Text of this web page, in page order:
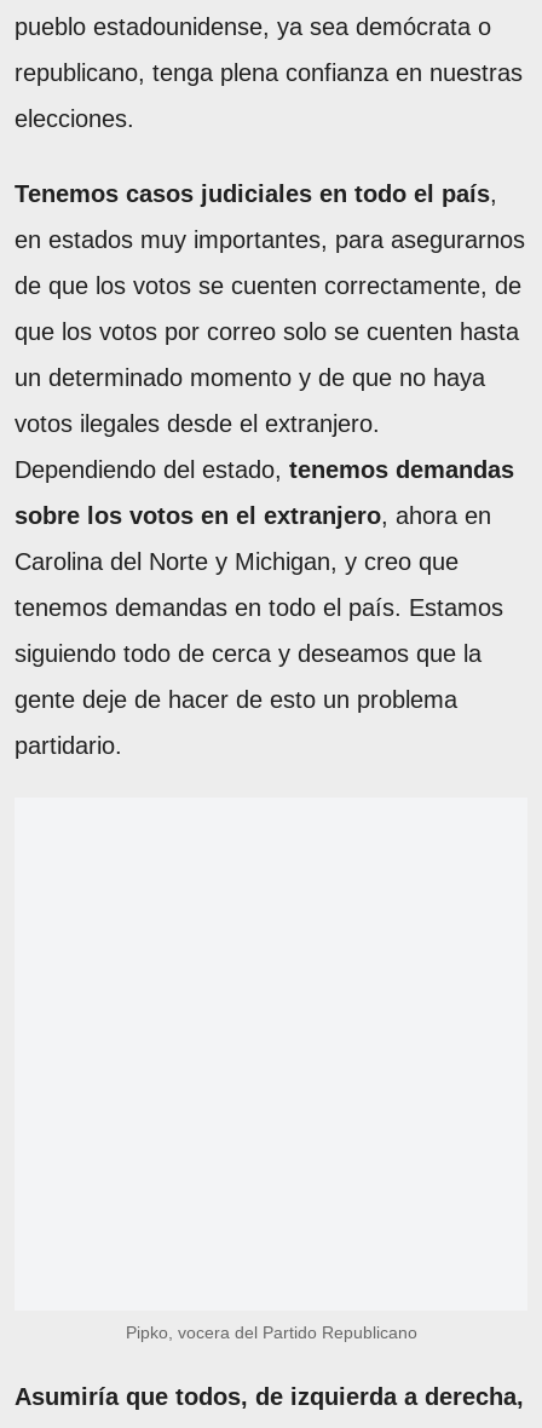
pueblo estadounidense, ya sea demócrata o
republicano, tenga plena confianza en nuestras
elecciones.
Tenemos casos judiciales en todo el país,
en estados muy importantes, para asegurarnos
de que los votos se cuenten correctamente, de
que los votos por correo solo se cuenten hasta
un determinado momento y de que no haya
votos ilegales desde el extranjero.
Dependiendo del estado, tenemos demandas
sobre los votos en el extranjero, ahora en
Carolina del Norte y Michigan, y creo que
tenemos demandas en todo el país. Estamos
siguiendo todo de cerca y deseamos que la
gente deje de hacer de esto un problema
partidario.
Pipko, vocera del Partido Republicano
Asumiría que todos, de izquierda a derecha,